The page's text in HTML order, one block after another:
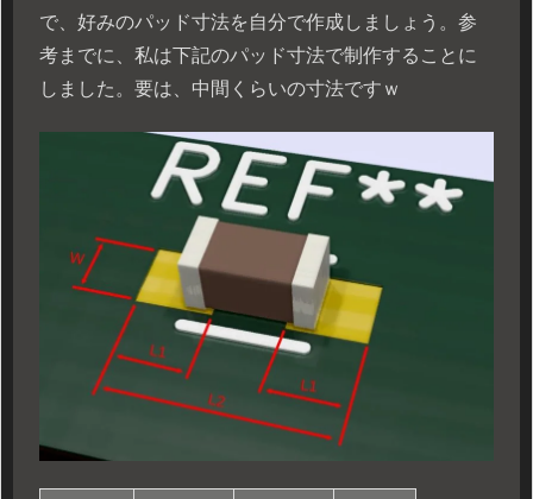
で、好みのパッド寸法を自分で作成しましょう。参
考までに、私は下記のパッド寸法で制作することに
しました。要は、中間くらいの寸法ですｗ